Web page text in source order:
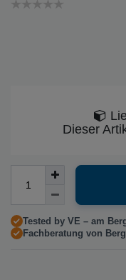
Dieser
Tested by VE – am
Fachberatung von